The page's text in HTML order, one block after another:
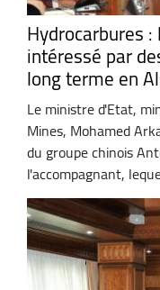
Hydrocarbures
intéressé par
long terme en
Le ministre d'Etat,
Mines, Mohamed
du groupe chinois
l'accompagnant,